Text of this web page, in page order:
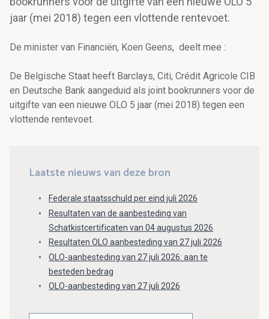
jaar (mei 2018) tegen een vlottende rentevoet.
De minister van Financiën, Koen Geens, deelt mee :
De Belgische Staat heeft Barclays, Citi, Crédit Agricole CIB
en Deutsche Bank aangeduid als joint bookrunners voor de
uitgifte van een nieuwe OLO 5 jaar (mei 2018) tegen een
vlottende rentevoet.
Laatste nieuws van deze bron
Federale staatsschuld per eind juli 2026
Resultaten van de aanbesteding van
Schatkistcertificaten van 04 augustus 2026
Resultaten OLO aanbesteding van 27 juli 2026
OLO-aanbesteding van 27 juli 2026: aan te
besteden bedrag
OLO-aanbesteding van 27 juli 2026